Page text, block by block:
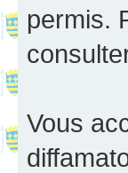
permis.
Vous